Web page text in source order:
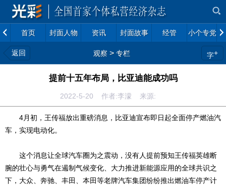
首页 封面人物 资讯 封面故事 经管 小个专党建
返回 观察 > 专栏 字+
提前十五年布局，比亚迪能成功吗
2022-5-20 作者:李濛 来源:
4月初，王传福放出重磅消息，比亚迪宣布即日起全面停产燃油汽
车，实现电动化。
这个消息让全球汽车圈为之震动，没有人提前预知王传福英雄断
腕的壮心与勇气在遏制气候变化、大力推进新能源应用的全球共识之
下，大众、奔驰、丰田、本田等老牌汽车集团纷纷推出燃油车停产计